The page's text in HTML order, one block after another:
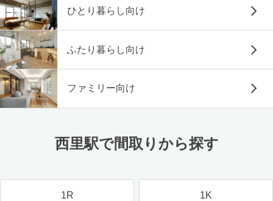
ひとり暮らし向け
ふたり暮らし向け
ファミリー向け
西里駅で間取りから探す
1R 1K